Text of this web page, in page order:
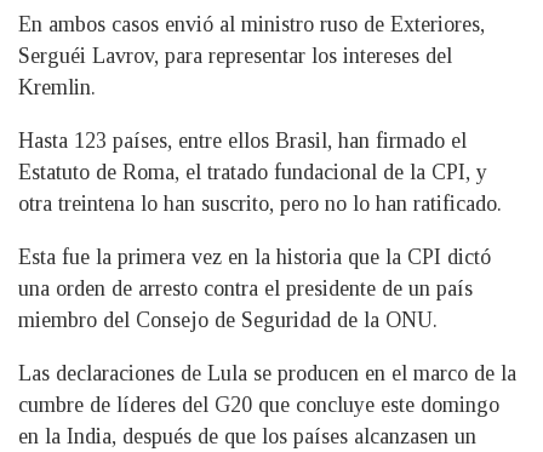
En ambos casos envió al ministro ruso de Exteriores,
Serguéi Lavrov, para representar los intereses del
Kremlin.
Hasta 123 países, entre ellos Brasil, han firmado el
Estatuto de Roma, el tratado fundacional de la CPI, y
otra treintena lo han suscrito, pero no lo han ratificado.
Esta fue la primera vez en la historia que la CPI dictó
una orden de arresto contra el presidente de un país
miembro del Consejo de Seguridad de la ONU.
Las declaraciones de Lula se producen en el marco de la
cumbre de líderes del G20 que concluye este domingo
en la India, después de que los países alcanzasen un